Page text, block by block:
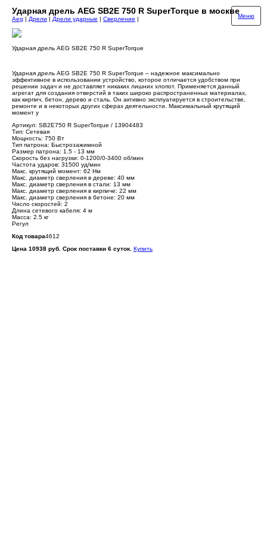
Ударная дрель AEG SB2E 750 R SuperTorque в москве
Меню
Aeg | Дрели | Дрели ударные | Сверление |
Ударная дрель AEG SB2E 750 R SuperTorque
Ударная дрель AEG SB2E 750 R SuperTorque – надежное максимально
эффективное в использовании устройство, которое отличается удобством при
решении задач и не доставляет никаких лишних хлопот. Применяется данный
агрегат для создания отверстий в таких широко распространенных материалах,
как кирпич, бетон, дерево и сталь. Он активно эксплуатируется в строительстве,
ремонте и в некоторых других сферах деятельности. Максимальный крутящий
момент у
Артикул: SB2E750 R SuperTorque / 13904483
Тип: Сетевая
Мощность: 750 Вт
Тип патрона: Быстрозажимной
Размер патрона: 1.5 - 13 мм
Скорость без нагрузки: 0-1200/0-3400 об/мин
Частота ударов: 31500 уд/мин
Макс. крутящий момент: 62 Нм
Макс. диаметр сверления в дереве: 40 мм
Макс. диаметр сверления в стали: 13 мм
Макс. диаметр сверления в кирпиче: 22 мм
Макс. диаметр сверления в бетоне: 20 мм
Число скоростей: 2
Длина сетевого кабеля: 4 м
Масса: 2.5 кг
Регул
Код товара4612
Цена 10938 руб. Срок поставки 6 суток. Купить